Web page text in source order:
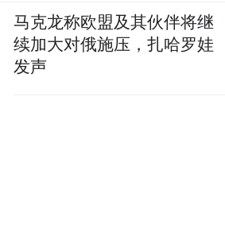
马克龙称欧盟及其伙伴将继
续加大对俄施压，扎哈罗娃
发声